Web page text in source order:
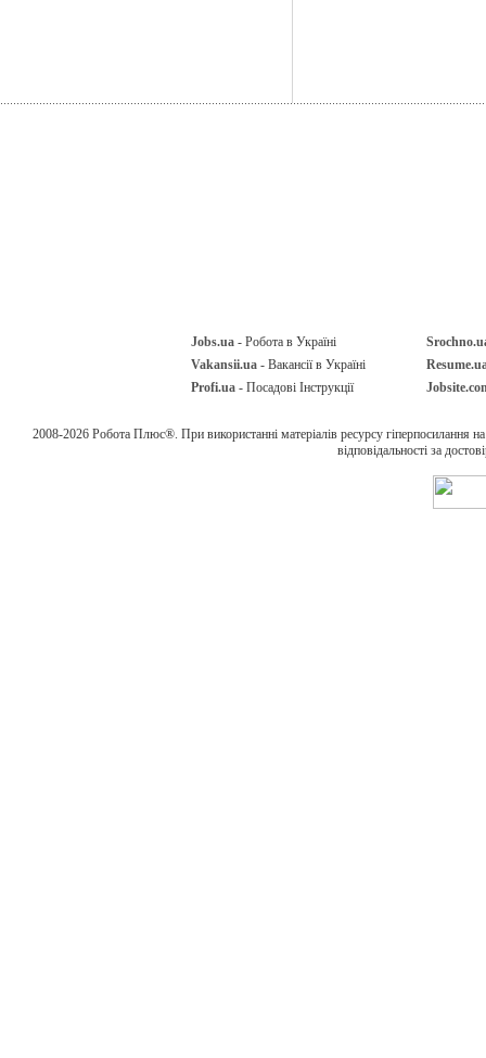
Jobs.ua - Робота в Україні
Vakansii.ua - Вакансії в Україні
Profi.ua - Посадові Інструкції
2008-2026 Робота Плюс®. При використанні матеріалів ресурсу гіперпосилання
відповідальності за